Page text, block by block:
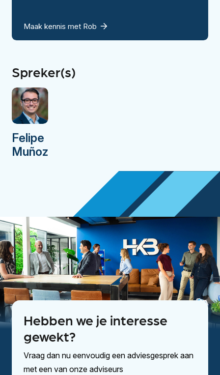
Maak kennis met Rob
Spreker(s)
Felipe
Muñoz
Hebben we je interesse
gewekt?
Vraag dan nu eenvoudig een adviesgesprek aan
met een van onze adviseurs